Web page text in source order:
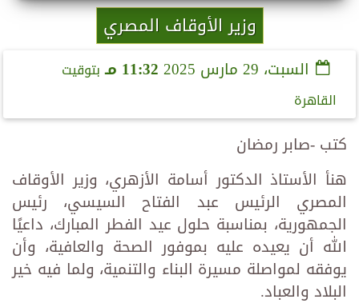
وزير الأوقاف المصري
السبت، 29 مارس 2025 11:32 مـ
بتوقيت
القاهرة
كتب -صابر رمضان
هنأ الأستاذ الدكتور أسامة الأزهري، وزير الأوقاف
المصري الرئيس عبد الفتاح السيسي، رئيس
الجمهورية، بمناسبة حلول عيد الفطر المبارك، داعيًا
الله أن يعيده عليه بموفور الصحة والعافية، وأن
يوفقه لمواصلة مسيرة البناء والتنمية، ولما فيه خير
البلاد والعباد.